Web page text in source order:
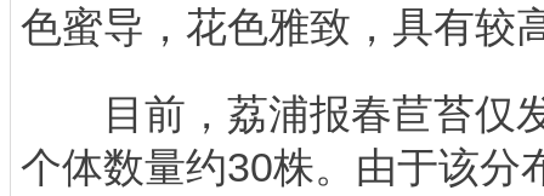
色蜜导，花色雅致，具有较
目前，荔浦报春苣苔仅
个体数量约30株。由于该分